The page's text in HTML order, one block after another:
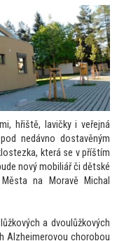
hřiště, lavičky i veřejná
nedávno dostavěným
která se v příštím
nový mobiliář či dětské
na Moravě Michal
a dvoulůžkových
Alzheimerovou chorobou